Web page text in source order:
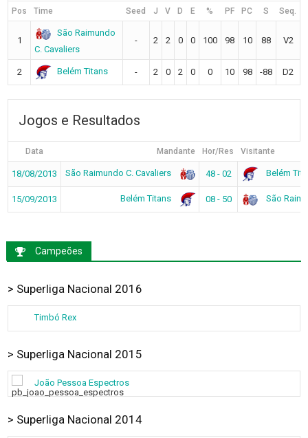
Pos Time Seed J V D E % PF PC S Seq.
1
São Raimundo
C. Cavaliers
- 2 2 0 0 100 98 10 88 V2
2 Belém Titans - 2 0 2 0 0 10 98 -88 D2
Jogos e Resultados
Data Mandante Hor/Res Visitante
18/08/2013 São Raimundo C. Cavaliers 48 - 02 Belém
15/09/2013 Belém Titans 08 - 50 São
Campeões
> Superliga Nacional 2016
Timbó Rex
> Superliga Nacional 2015
João Pessoa Espectros
> Superliga Nacional 2014